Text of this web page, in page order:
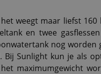
weegt maar liefst 160
en twee
nog worden
Bij Sunlight kun je als
maximumgewicht